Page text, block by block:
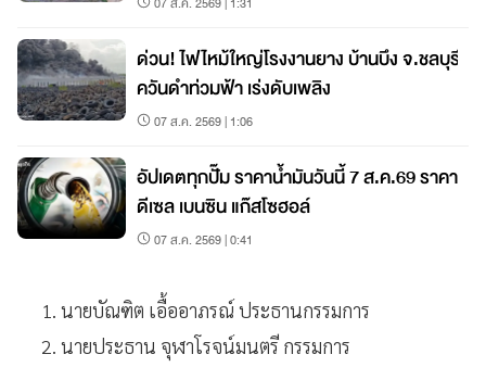
ด่วน! ไฟไหม้ใหญ่โรงงานยาง บ้านบึง จ.ชลบุรี
ควันดำท่วมฟ้า เร่งดับเพลิง
07 ส.ค. 2569 | 1:06
อัปเดตทุกปั๊ม ราคาน้ำมันวันนี้ 7 ส.ค.69 ราคา
ดีเซล เบนซิน แก๊สโซฮอล์
07 ส.ค. 2569 | 0:41
นายบัณฑิต เอื้ออาภรณ์ ประธานกรรมการ
นายประธาน จุฬาโรจน์มนตรี กรรมการ